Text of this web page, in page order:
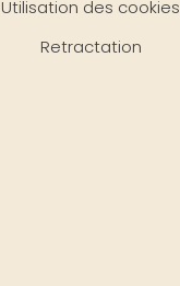
Utilisation des cookies
Retractation